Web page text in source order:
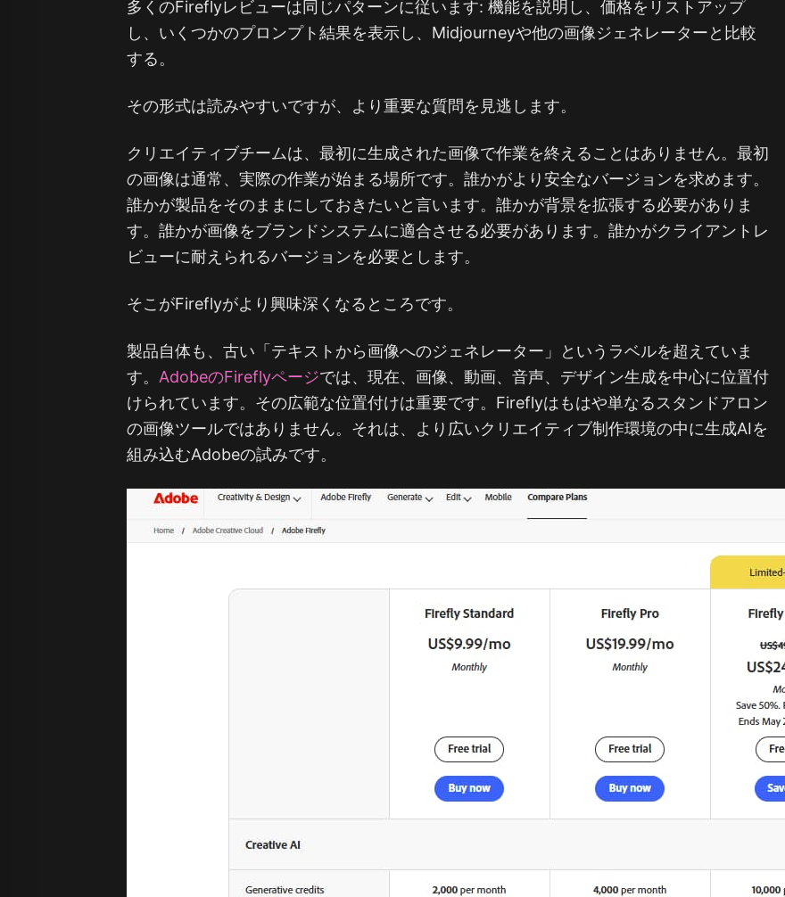
多くのFireflyレビューは同じパターンに従います: 機能を説明し、価格をリストアップ
し、いくつかのプロンプト結果を表示し、Midjourneyや他の画像ジェネレーターと比較
する。
その形式は読みやすいですが、より重要な質問を見逃します。
クリエイティブチームは、最初に生成された画像で作業を終えることはありません。最初
の画像は通常、実際の作業が始まる場所です。誰かがより安全なバージョンを求めます。
誰かが製品をそのままにしておきたいと言います。誰かが背景を拡張する必要がありま
す。誰かが画像をブランドシステムに適合させる必要があります。誰かがクライアントレ
ビューに耐えられるバージョンを必要とします。
そこがFireflyがより興味深くなるところです。
製品自体も、古い「テキストから画像へのジェネレーター」というラベルを超えていま
す。 AdobeのFireflyページでは、現在、画像、動画、音声、デザイン生成を中心に位置付
けられています。その広範な位置付けは重要です。Fireflyはもはや単なるスタンドアロン
の画像ツールではありません。それは、より広いクリエイティブ制作環境の中に生成AIを
組み込むAdobeの試みです。